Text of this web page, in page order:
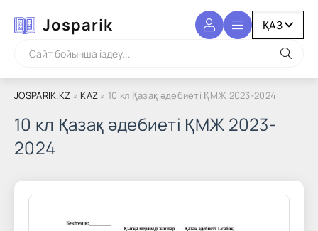
Josparik
JOSPARIK.KZ » KAZ » 10 кл Қазақ әдебиеті ҚМЖ 2023-2024
10 кл Қазақ әдебиеті ҚМЖ 2023-
2024